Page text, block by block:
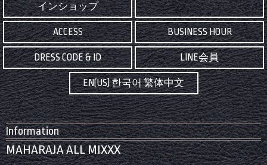
インショップ
ACCESS BUSINESS HOUR
DRESS CODE & ID LINE会員
EN(US) 한국어 繁体中文
Information
MAHARAJA ALL MIXXX